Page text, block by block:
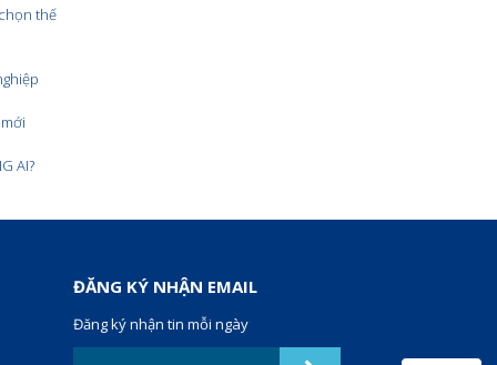
thế
AI?
ĐĂNG KÝ NHẬN EMAIL
Đăng ký nhận tin mỗi ngày